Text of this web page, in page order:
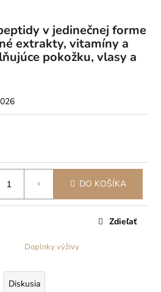
v jedinečnej forme
extrakty, vitamíny a
pokožku, vlasy a
DO KOŠÍKA
Doplnky výživy
Zdieľať
Diskusia